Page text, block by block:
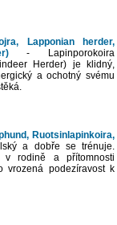
Lapponian herder,
- Lapinporokoira
Herder) je klidný,
a ochotný svému
Ruotsinlapinkoira,
a dobře se trénuje.
v rodině a přítomnosti
vrozená podezíravost k